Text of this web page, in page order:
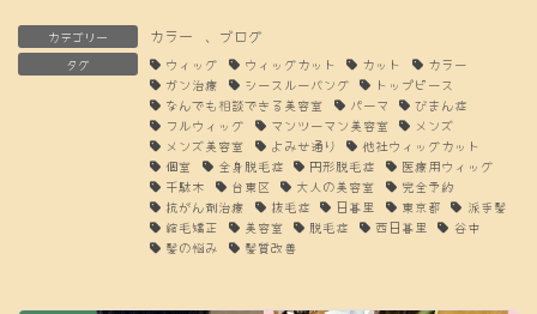
カテゴリー カラー 、 ブログ
タグ ウィッグ ウィッグカット カット
カラー
ガン治療
シースルーバング
トップピース
なんでも相談できる美容室
パーマ
びまん症
フルウィッグ
マンツーマン美容室
メンズ
メンズ美容室
よみせ通り
他社ウィッグカット
個室
全身脱毛症 円形脱毛症
医療用ウィッグ
千駄木
台東区 大人の美容室
完全予約
抗がん剤治療
抜毛症 日暮里 東京都
派手髪
縮毛矯正
美容室 脱毛症 西日暮里
谷中
髪の悩み
髪質改善